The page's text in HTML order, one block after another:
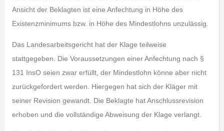
Ansicht der Beklagten ist eine Anfechtung in Höhe des
Existenzminimums bzw. in Höhe des Mindestlohns unzulässig.
Das Landesarbeitsgericht hat der Klage teilweise
stattgegeben. Die Voraussetzungen einer Anfechtung nach §
131 InsO seien zwar erfüllt, der Mindestlohn könne aber nicht
zurückgefordert werden. Hiergegen hat sich der Kläger mit
seiner Revision gewandt. Die Beklagte hat Anschlussrevision
erhoben und die vollständige Abweisung der Klage verlangt.